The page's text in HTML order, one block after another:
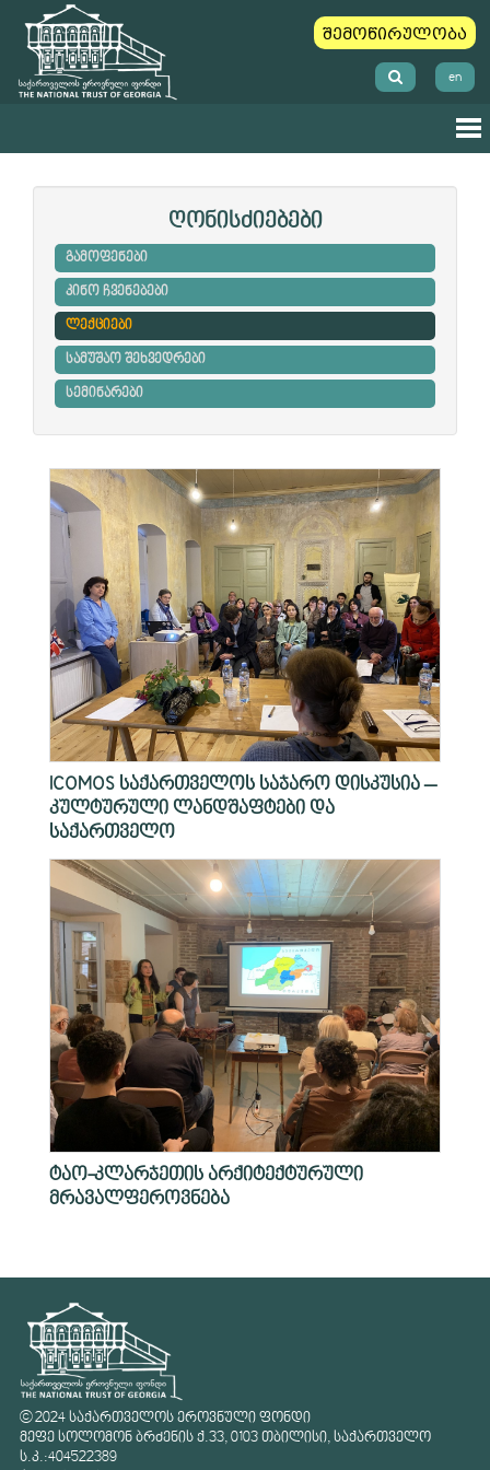
შემოწირულობა
en
ღონისძიებები
გამოფენები
კინო ჩვენებები
ლექციები
სამუშაო შეხვედრები
სემინარები
ICOMOS საქართველოს საჯარო დისკუსია –
კულტურული ლანდშაფტები და
საქართველო
ტაო-კლარჯეთის არქიტექტურული
მრავალფეროვნება
© 2024 საქართველოს ეროვნული ფონდი
მეფე სოლომონ ბრძენის ქ.33, 0103 თბილისი, საქართველო
ს.კ.:404522389